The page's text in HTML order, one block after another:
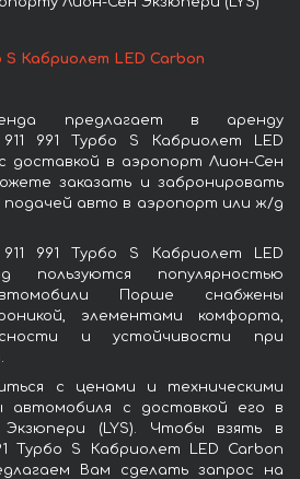
S Кабриолет LED Carbon
предлагает в аренду
991 Турбо S Кабриолет LED
доставкой в аэропорт Лион-Сен
заказать и забронировать
подачей авто в аэропорт или ж/д
991 Турбо S Кабриолет LED
пользуются популярностью
Порше снабжены
элементами комфорта,
и устойчивости при
с ценами и техническими
автомобиля с доставкой его в
(LYS). Чтобы взять в
Турбо S Кабриолет LED Carbon
Вам сделать запрос на